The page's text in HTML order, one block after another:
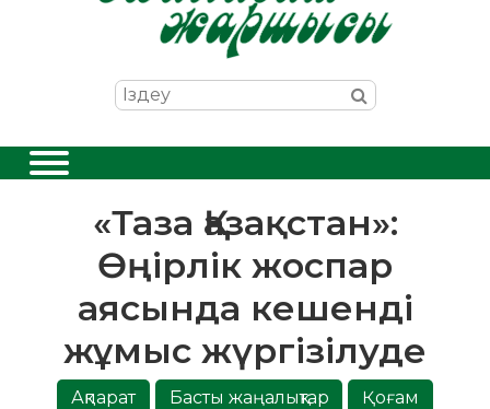
«Таза Қазақстан»:
Өңірлік жоспар
аясында кешенді
жұмыс жүргізілуде
Ақпарат Басты жаңалықтар
Қоғам